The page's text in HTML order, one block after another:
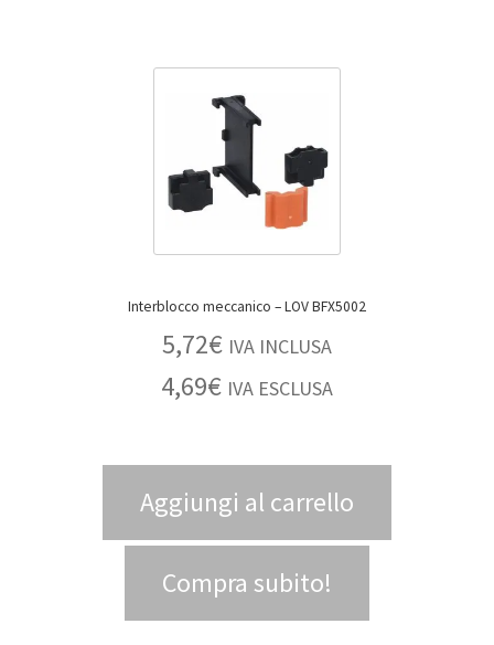
Interblocco meccanico – LOV BFX5002
5,72€ IVA INCLUSA
4,69€ IVA ESCLUSA
Aggiungi al carrello
Compra subito!